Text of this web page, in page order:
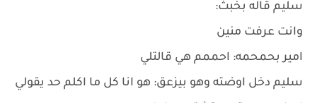
سليم قاله بخبث:
وانت عرفت منين
امير بحمحمه: احممم هي قالتلي
سليم دخل اوضته وهو بيزعق: هو انا كل ما اكلم حد يقولي